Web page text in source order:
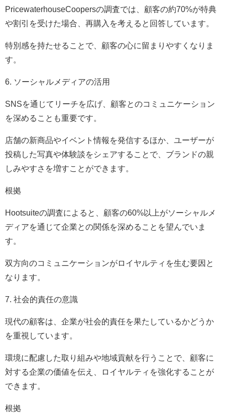
PricewaterhouseCoopersの調査では、顧客の約70%が特典
や割引を受けた場合、再購入を考えると回答しています。
特別感を持たせることで、顧客の心に留まりやすくなりま
す。
6. ソーシャルメディアの活用
SNSを通じてリーチを広げ、顧客とのコミュニケーション
を深めることも重要です。
店舗の新商品やイベント情報を発信するほか、ユーザーが
投稿した写真や体験談をシェアすることで、ブランドの親
しみやすさを増すことができます。
根拠
Hootsuiteの調査によると、顧客の60%以上がソーシャルメ
ディアを通じて企業との関係を深めることを望んでいま
す。
双方向のコミュニケーションがロイヤルティを生む要因と
なります。
7. 社会的責任の意識
現代の顧客は、企業が社会的責任を果たしているかどうか
を重視しています。
環境に配慮した取り組みや地域貢献を行うことで、顧客に
対する企業の価値を伝え、ロイヤルティを強化することが
できます。
根拠